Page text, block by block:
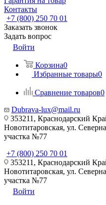
Контакты
+7 (800) 250 70 01
Заказать звонок
Задать вопрос
Войти
Корзина0
Избранные товары0
Сравнение товаров0
Dubrava-lux@mail.ru
353211, Краснодарский
Новотитаровская, ул.
участка №77
+7 (800) 250 70 01
353211, Краснодарский
Новотитаровская, ул.
участка №77
Войти